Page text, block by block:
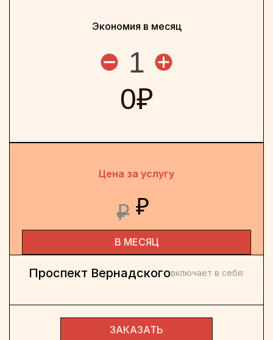
Экономия в месяц
1
0₽
Цена за услугу
₽ ₽
В МЕСЯЦ
Проспект Вернадскоговключает в себя:
ЗАКАЗАТЬ